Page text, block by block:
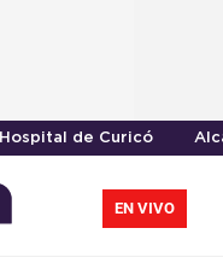
Hospital de Curicó
EN VIVO